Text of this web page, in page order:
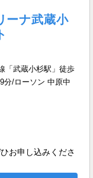
ーナ武蔵小
「武蔵小杉駅」徒歩
分/ローソン 中原中
お申し込みくださ